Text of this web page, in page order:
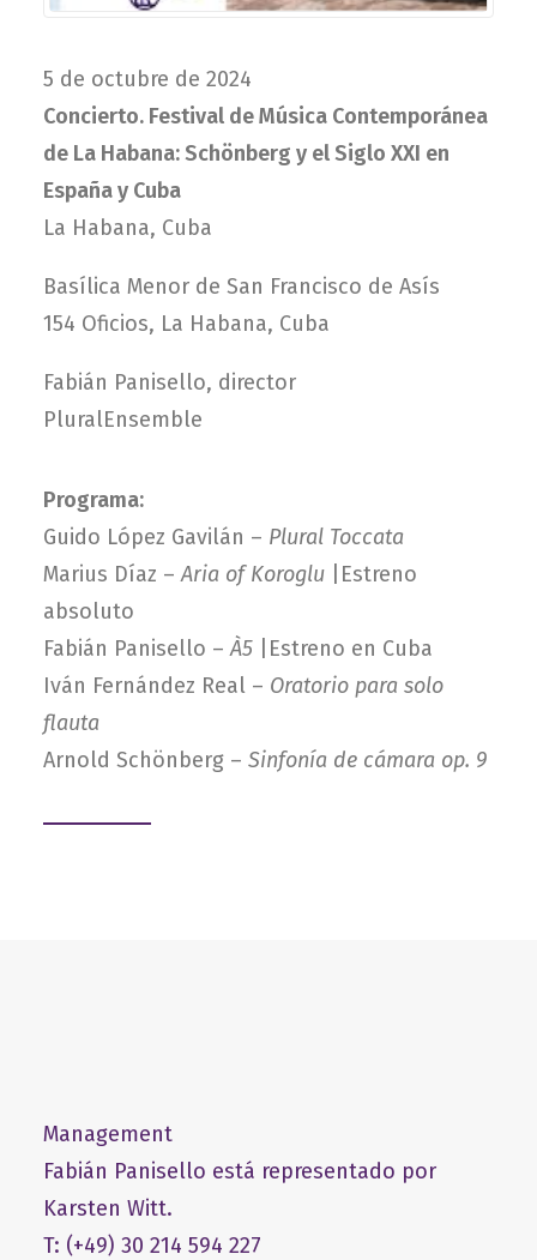
5 de octubre de 2024
Concierto. Festival de Música Contemporánea
de La Habana:Schönberg y el Siglo XXI en
España y Cuba
La Habana, Cuba
Basílica Menor de San Francisco de Asís
154 Oficios, La Habana, Cuba
Fabián Panisello, director
PluralEnsemble
Programa:
Guido López Gavilán – Plural Toccata
Marius Díaz –Aria of Koroglu
|Estreno
absoluto
Fabián Panisello –À5 |Estreno en Cuba
Iván Fernández Real – Oratorio para solo
flauta
Arnold Schönberg – Sinfonía de cámara op. 9
Management
Fabián Panisello está representado por
Karsten Witt.
T: (+49) 30 214 594 227